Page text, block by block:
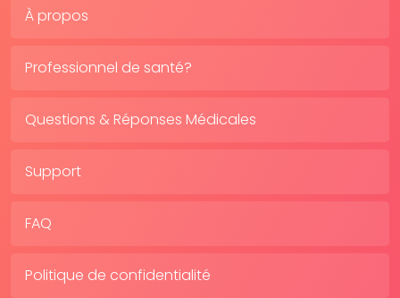
À propos
Professionnel de santé?
Questions & Réponses Médicales
Support
FAQ
Politique de confidentialité